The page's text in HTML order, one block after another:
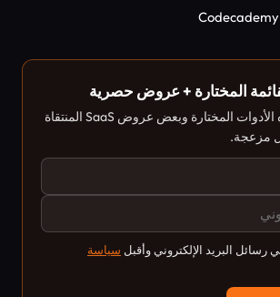
المختارة + عروض حصرية
سنرسل إليك هذه الأدوات المختارة وبعض عروض SaaS المنتقاة
مزعجة.
رسائل البريد الإلكتروني وأقبل سياسة